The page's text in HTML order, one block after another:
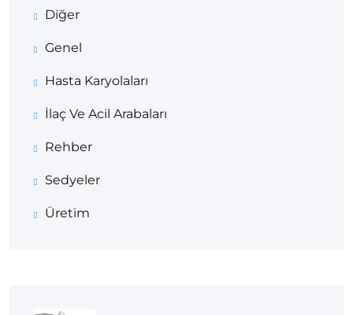
Diğer
Genel
Hasta Karyolaları
İlaç Ve Acil Arabaları
Rehber
Sedyeler
Üretim